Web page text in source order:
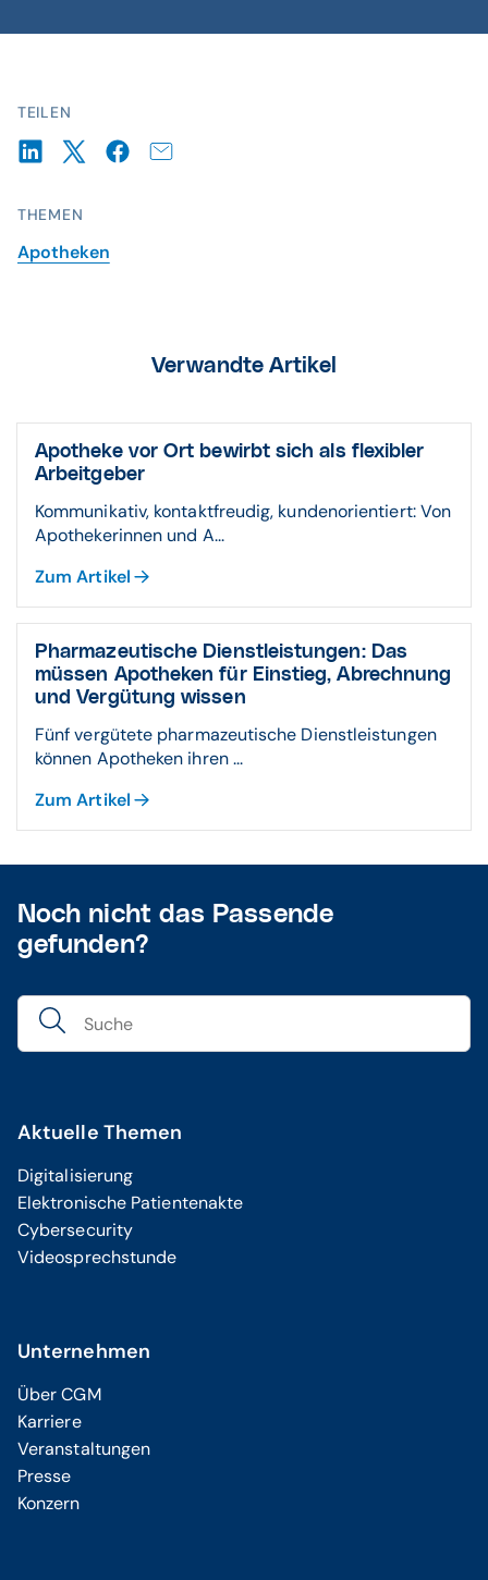
TEILEN
THEMEN
Apotheken
Verwandte Artikel
Apotheke vor Ort bewirbt sich als flexibler
Arbeitgeber
Kommunikativ, kontaktfreudig, kundenorientiert: Von
Apothekerinnen und A...
Zum Artikel
Pharmazeutische Dienstleistungen: Das
müssen Apotheken für Einstieg, Abrechnung
und Vergütung wissen
Fünf vergütete pharmazeutische Dienstleistungen
können Apotheken ihren ...
Zum Artikel
Noch nicht das Passende
gefunden?
Aktuelle Themen
Digitalisierung
Elektronische Patientenakte
Cybersecurity
Videosprechstunde
Unternehmen
Über CGM
Karriere
Veranstaltungen
Presse
Konzern